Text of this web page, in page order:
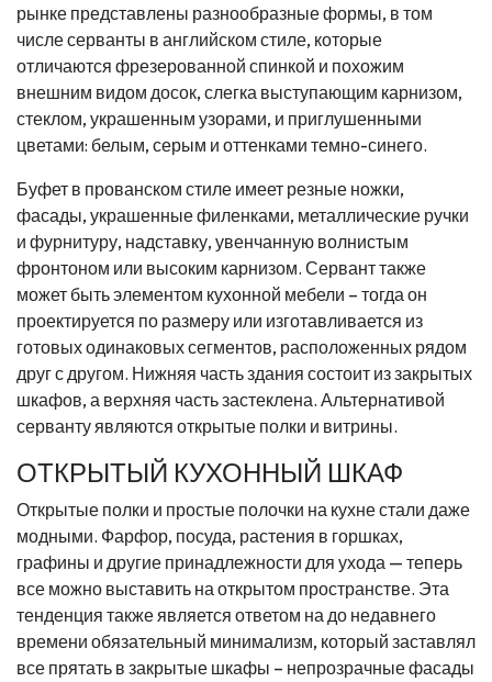
рынке представлены разнообразные формы, в том
числе серванты в английском стиле, которые
отличаются фрезерованной спинкой и похожим
внешним видом досок, слегка выступающим карнизом,
стеклом, украшенным узорами, и приглушенными
цветами: белым, серым и оттенками темно-синего.
Буфет в прованском стиле имеет резные ножки,
фасады, украшенные филенками, металлические ручки
и фурнитуру, надставку, увенчанную волнистым
фронтоном или высоким карнизом. Сервант также
может быть элементом кухонной мебели – тогда он
проектируется по размеру или изготавливается из
готовых одинаковых сегментов, расположенных рядом
друг с другом. Нижняя часть здания состоит из закрытых
шкафов, а верхняя часть застеклена. Альтернативой
серванту являются открытые полки и витрины.
ОТКРЫТЫЙ КУХОННЫЙ ШКАФ
Открытые полки и простые полочки на кухне стали даже
модными. Фарфор, посуда, растения в горшках,
графины и другие принадлежности для ухода — теперь
все можно выставить на открытом пространстве. Эта
тенденция также является ответом на до недавнего
времени обязательный минимализм, который заставлял
все прятать в закрытые шкафы – непрозрачные фасады